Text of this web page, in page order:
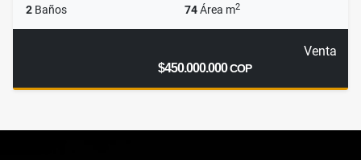
2 Baños 74Área m2
Venta
$450.000.000COP